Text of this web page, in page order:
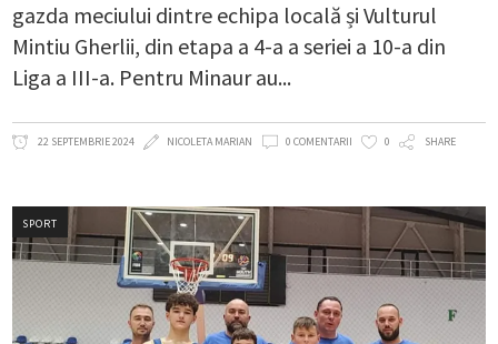
gazda meciului dintre echipa locală și Vulturul
Mintiu Gherlii, din etapa a 4-a a seriei a 10-a din
Liga a III-a. Pentru Minaur au
22 SEPTEMBRIE 2024 NICOLETA MARIAN 0 COMENTARII 0 SHARE
SPORT